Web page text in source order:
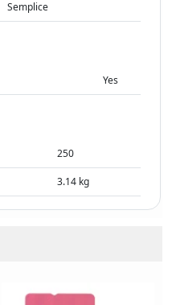
Semplice
Yes
250
3.14 kg